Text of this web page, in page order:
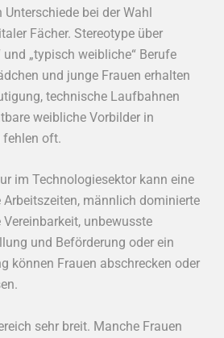
bei der Wahl
Fächer. Stereotype über
„typisch weibliche“ Berufe
und junge Frauen erhalten
technische Laufbahnen
weibliche Vorbilder in
fehlen oft.
im Technologiesektor kann eine
Arbeitszeiten, männlich dominierte
Vereinbarkeit, unbewusste
und Beförderung oder ein
können Frauen abschrecken oder
sehr breit. Manche Frauen